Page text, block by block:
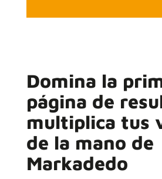
Domina la
página de
multiplica tus
de la mano de
Markadedo